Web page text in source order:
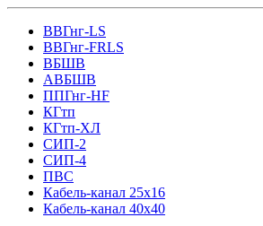
ВВГнг-LS
ВВГнг-FRLS
ВБШВ
АВБШВ
ППГнг-HF
КГтп
КГтп-ХЛ
СИП-2
СИП-4
ПВС
Кабель-канал 25х16
Кабель-канал 40х40